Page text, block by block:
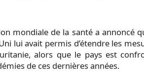
mondiale de la santé a annoncé
lui avait permis d’étendre les
alors que le pays est
de ces dernières années.